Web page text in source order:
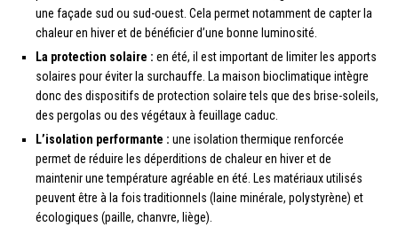
une façade sud ou sud-ouest. Cela permet notamment de capter la
chaleur en hiver et de bénéficier d’une bonne luminosité.
La protection solaire : en été, il est important de limiter les apports
solaires pour éviter la surchauffe. La maison bioclimatique intègre
donc des dispositifs de protection solaire tels que des brise-soleils,
des pergolas ou des végétaux à feuillage caduc.
L’isolation performante : une isolation thermique renforcée
permet de réduire les déperditions de chaleur en hiver et de
maintenir une température agréable en été. Les matériaux utilisés
peuvent être à la fois traditionnels (laine minérale, polystyrène) et
écologiques (paille, chanvre, liège).